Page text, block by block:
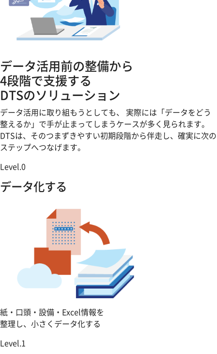
データ活用前の整備から
4段階で支援する
DTSのソリューション
データ活用に取り組もうとしても、 実際には「データをどう
整えるか」で手が止まってしまうケースが多く見られます。
DTSは、そのつまずきやすい初期段階から伴走し、確実に次の
ステップへつなげます。
Level.0
データ化する
紙・口頭・設備・Excel情報を
整理し、小さくデータ化する
Level.1